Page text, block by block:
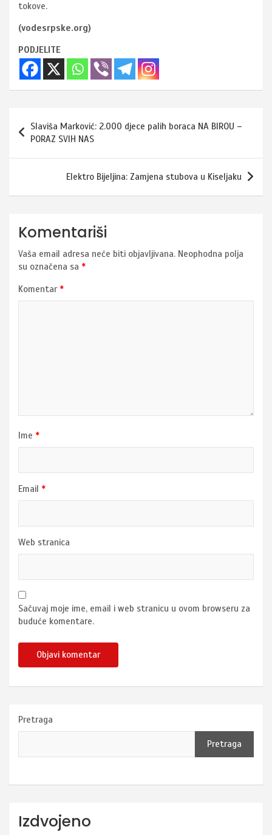
tokove.
(vodesrpske.org)
PODJELITE
Navigacija
članaka
Slaviša Marković: 2.000 djece palih boraca NA BIROU –
PORAZ SVIH NAS
Elektro Bijeljina: Zamjena stubova u Kiseljaku
Komentariši
Vaša email adresa neće biti objavljivana. Neophodna polja
su označena sa *
Komentar *
Ime *
Email *
Web stranica
Sačuvaj moje ime, email i web stranicu u ovom browseru za
buduće komentare.
Pretraga
Pretraga
Izdvojeno